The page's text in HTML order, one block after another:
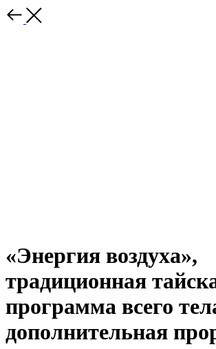
«Энергия воздуха»,
традиционная
программа всего
дополнительная